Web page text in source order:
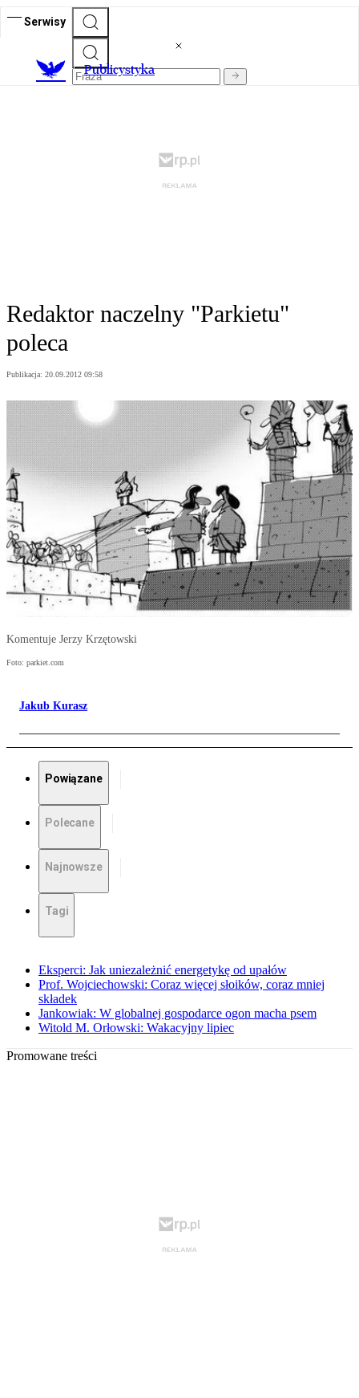
Serwisy
Publicystyka
Redaktor naczelny "Parkietu"
poleca
Publikacja: 20.09.2012 09:58
Komentuje Jerzy Krzętowski
Foto: parkiet.com
Jakub Kurasz
Powiązane
Polecane
Najnowsze
Tagi
Eksperci: Jak uniezależnić energetykę od upałów
Prof. Wojciechowski: Coraz więcej słoików, coraz mniej
składek
Jankowiak: W globalnej gospodarce ogon macha psem
Witold M. Orłowski: Wakacyjny lipiec
Promowane treści